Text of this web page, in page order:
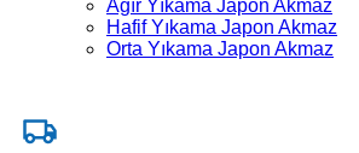
Ağır Yıkama Japon Akmaz
Hafif Yıkama Japon Akmaz
Orta Yıkama Japon Akmaz